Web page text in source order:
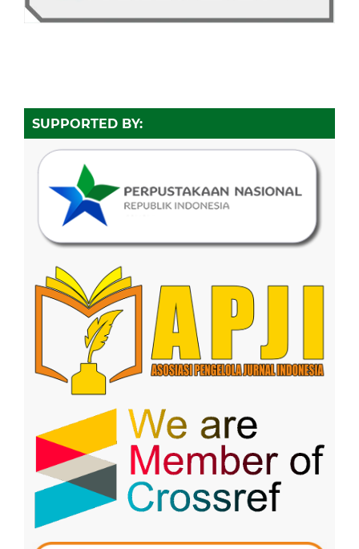
SUPPORTED BY: